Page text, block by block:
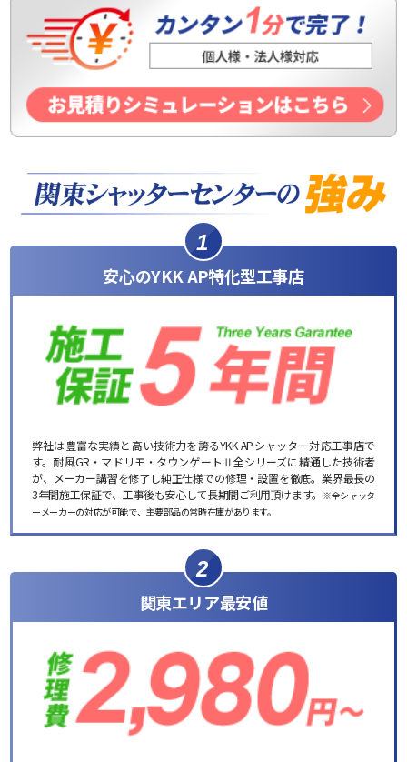
1
安心のYKK AP特化型工事店
弊社は豊富な実績と高い技術力を誇るYKK APシャッター対応工事店で
す。耐風GR・マドリモ・タウンゲートⅡ全シリーズに精通した技術者
が、メーカー講習を修了し純正仕様での修理・設置を徹底。業界最長の
3年間施工保証で、工事後も安心して長期間ご利用頂けます。 ※全シャッタ
ーメーカーの対応が可能で、主要部品の常時在庫があります。
2
関東エリア最安値